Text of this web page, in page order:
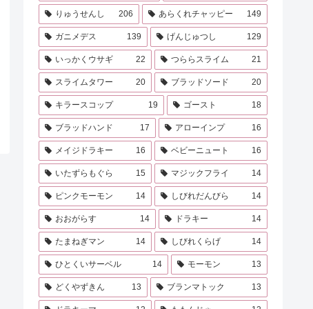
りゅうせんし 206 あらくれチャッピー 149
ガニメデス 139 げんじゅつし 129
いっかくウサギ 22 つららスライム 21
スライムタワー 20 ブラッドソード 20
キラースコップ 19 ゴースト 18
ブラッドハンド 17 アローインプ 16
メイジドラキー 16 ベビーニュート 16
いたずらもぐら 15 マジックフライ 14
ピンクモーモン 14 しびれだんびら 14
おおがらす 14 ドラキー 14
たまねぎマン 14 しびれくらげ 14
ひとくいサーベル 14 モーモン 13
どくやずきん 13 ブランマトック 13